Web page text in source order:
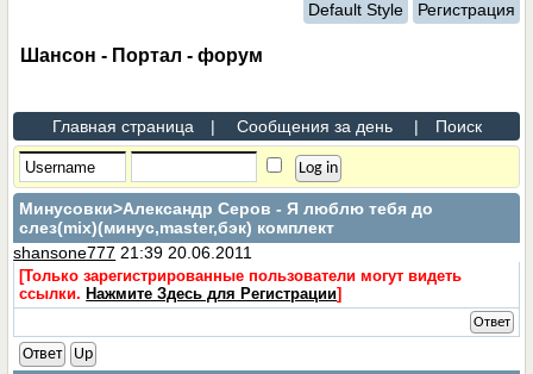
Default Style Регистрация
Шансон - Портал - форум
Главная страница | Сообщения за день | Поиск
Минусовки>Александр Серов - Я люблю тебя до
слез(mix)(минус,master,бэк) комплект
shansone777 21:39 20.06.2011
[Только зарегистрированные пользователи могут видеть
ссылки. Нажмите Здесь для Регистрации]
Ответ
Ответ
Up